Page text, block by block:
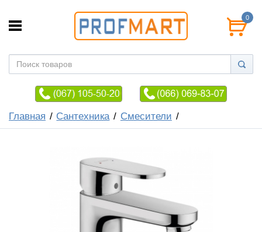
0
Главная Сантехника Смесители